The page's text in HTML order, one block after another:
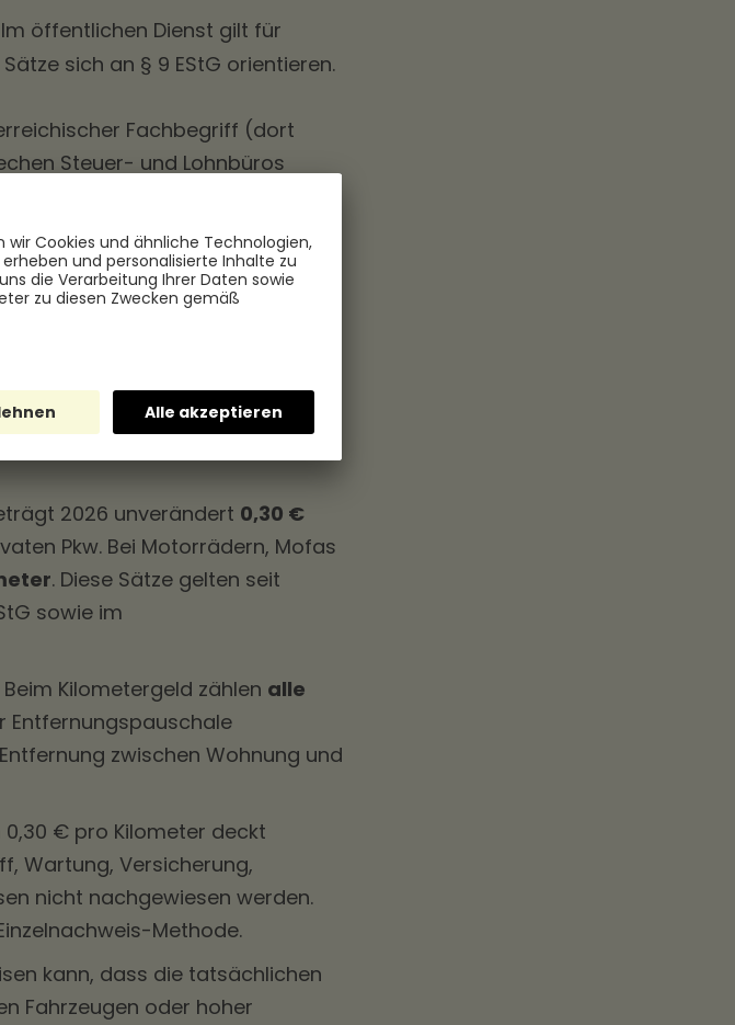
Im öffentlichen Dienst gilt für
sich an § 9 EStG orientieren.
Fachbegriff (dort
Steuer- und Lohnbüros
umgangssprachlich aber
in
2026 unverändert 0,30 €
Pkw. Bei Motorrädern, Mofas
. Diese Sätze gelten seit
sowie im
Kilometergeld zählen alle
Entfernungspauschale
zwischen Wohnung und
0,30 € pro Kilometer deckt
Wartung, Versicherung,
nicht nachgewiesen werden.
Methode.
kann, dass die tatsächlichen
Fahrzeugen oder hoher